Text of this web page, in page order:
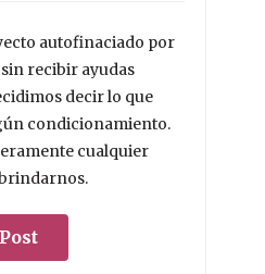
autofinaciado por
recibir ayudas
decir lo que
condicionamiento.
cualquier